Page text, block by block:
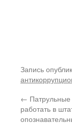
Запись
← Патрульные
работать в